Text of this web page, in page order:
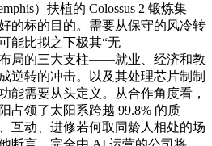
）扶植的 Colossus 2 锻炼集
的标的目的。需要从保守的风冷转
能比拟之下极其“无
局的三大支柱——就业、经济和教
转的冲击。以及其处理芯片制制
能需要从头定义。从合作角度看，
占领了太阳系跨越 99.8% 的质
互动、进修若何取同龄人相处的场